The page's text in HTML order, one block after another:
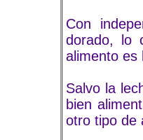
Con
dorado, lo
alimento es
Salvo la
bien
otro tipo de